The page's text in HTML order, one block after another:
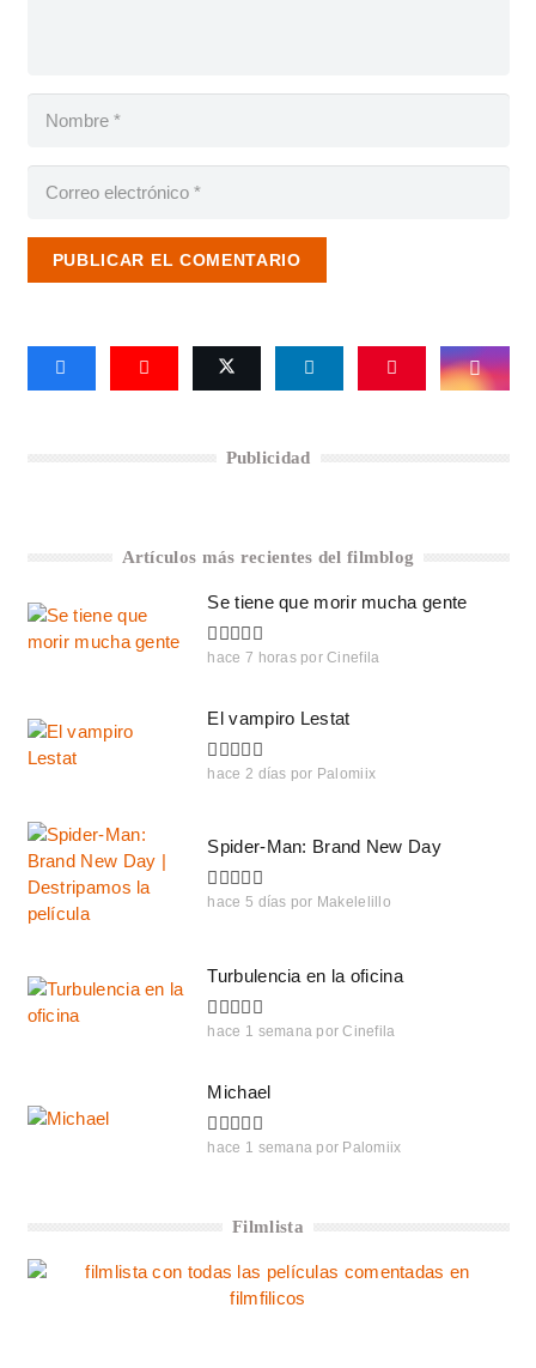
PUBLICAR EL COMENTARIO
Publicidad
Artículos más recientes del filmblog
Se tiene que morir mucha gente
hace 7 horas por Cinefila
El vampiro Lestat
hace 2 días por Palomiix
Spider-Man: Brand New Day
hace 5 días por Makelelillo
Turbulencia en la oficina
hace 1 semana por Cinefila
Michael
hace 1 semana por Palomiix
Filmlista